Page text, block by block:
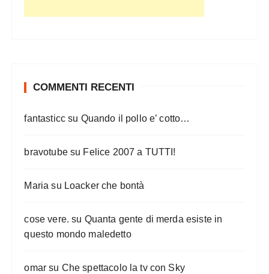
COMMENTI RECENTI
fantasticc su Quando il pollo e’ cotto…
bravotubesu Felice 2007 a TUTTI!
Maria su Loacker che bontà
cose vere. su Quanta gente di merda esiste in
questo mondo maledetto
omar su Che spettacolo la tv con Sky